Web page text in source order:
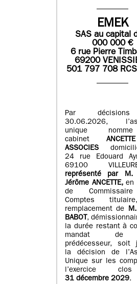
EMEK
SASau capital
000 000€
6 rue Pierre
69200
501 797 708 RCS
Par
30.06.2026,
unique
cabinet
ASSOCIES
24 rue Edouard
69100
représenté par M.
Jérôme ANCETTE, en
de
Comptes
remplacement de M.
BABOT ,
la durée restant à
mandat de
prédécesseur, soit
la décision de
Unique sur les
l’exercice
31 décembre 2029.